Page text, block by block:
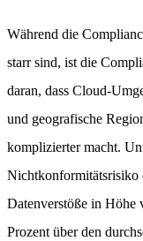
Während die
starr sind, ist die
daran, dass Cloud-
und geografische
komplizierter macht.
Nichtkonformitätsrisiko
Datenverstöße in
Prozent über den